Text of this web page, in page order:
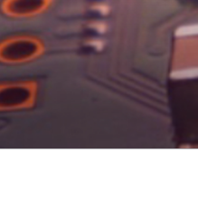
Aller
au
contenu
principal